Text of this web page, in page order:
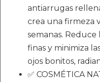
antiarrugas
crea una firmeza
semanas. Reduce
finas y minimiza
ojos bonitos,
✅ COSMÉTICA